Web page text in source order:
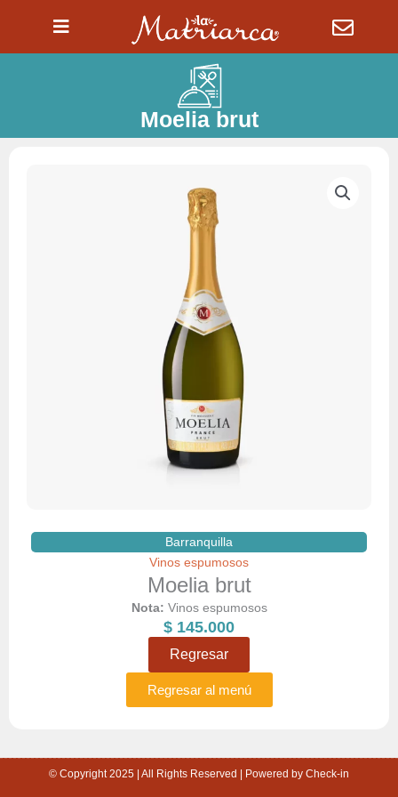
Moelia brut
Barranquilla
Vinos espumosos
Moelia brut
Nota: Vinos espumosos
$ 145.000
Regresar
Regresar al menú
© Copyright 2025 | All Rights Reserved | Powered by Check-in